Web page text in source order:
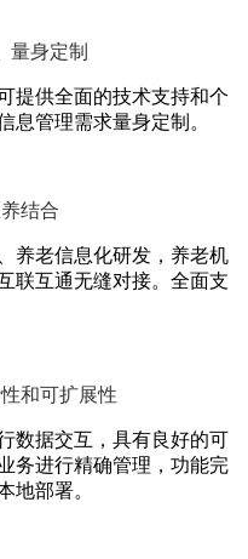
量身定制
提供全面的技术支持和个
息管理需求量身定制。
结合
养老信息化研发，养老机
联互通无缝对接。全面支
和可扩展性
数据交互，具有良好的可
务进行精确管理，功能完
地部署。